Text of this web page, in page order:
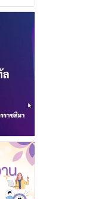
พุทธศักราช